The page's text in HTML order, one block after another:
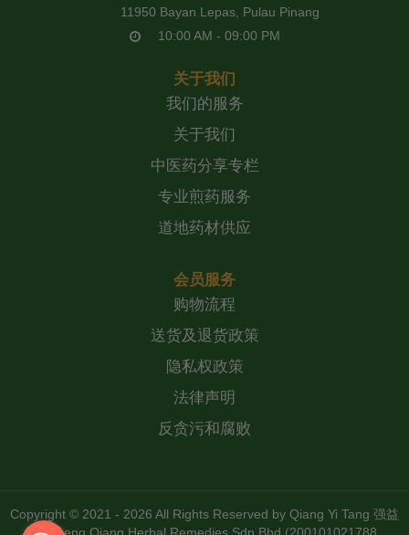
11950 Bayan Lepas, Pulau Pinang
10:00 AM - 09:00 PM
关于我们
我们的服务
关于我们
中医药分享专栏
专业煎药服务
道地药材供应
会员服务
购物流程
送货及退货政策
隐私权政策
法律声明
反贪污和腐败
Copyright © 2021 - 2026 All Rights Reserved by Qiang Yi Tang 强益